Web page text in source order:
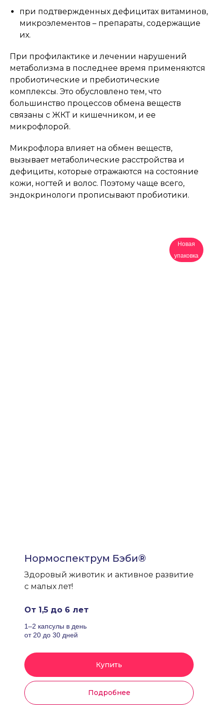
при подтвержденных дефицитах витаминов,
микроэлементов – препараты, содержащие
их.
При профилактике и лечении нарушений
метаболизма в последнее время применяются
пробиотические и пребиотические
комплексы. Это обусловлено тем, что
большинство процессов обмена веществ
связаны с ЖКТ и кишечником, и ее
микрофлорой.
Микрофлора влияет на обмен веществ,
вызывает метаболические расстройства и
дефициты, которые отражаются на состояние
кожи, ногтей и волос. Поэтому чаще всего,
эндокринологи прописывают пробиотики.
Новая
упаковка
Нормоспектрум Бэби®
Здоровый животик и активное развитие
с малых лет!
От 1,5 до 6 лет
1–2 капсулы в день
от 20 до 30 дней
Купить
Подробнее